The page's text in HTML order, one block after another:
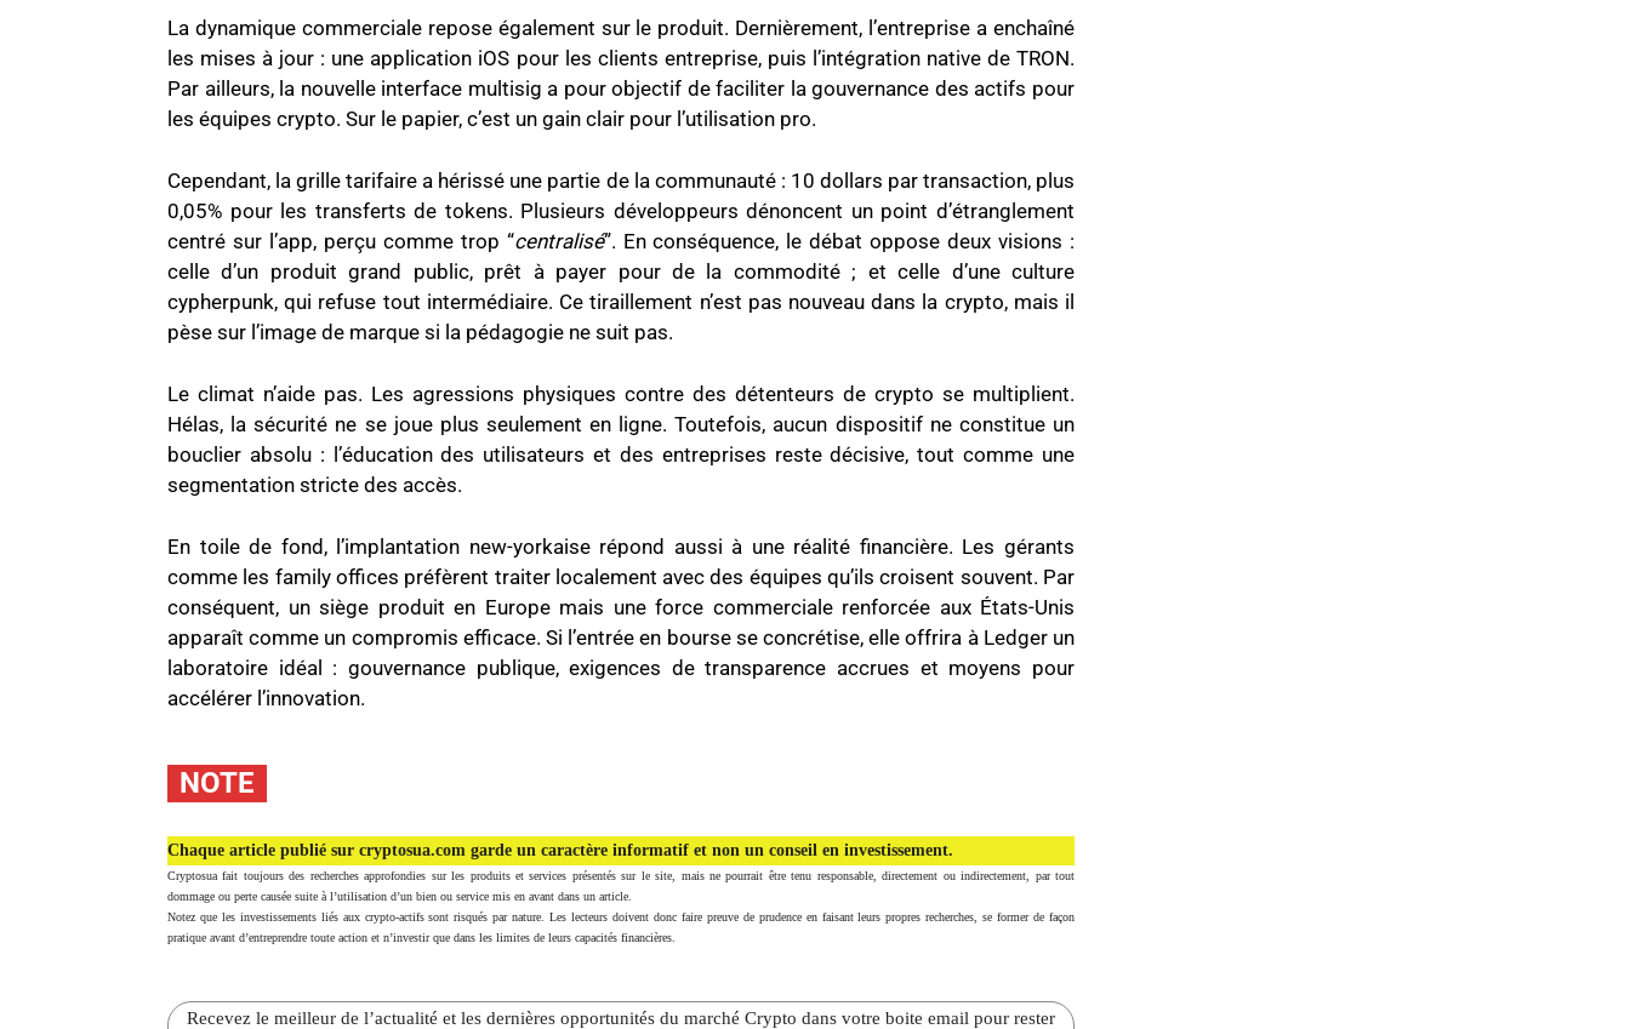
La dynamique commerciale repose également sur le produit. Dernièrement, l’entreprise a enchaîné
les mises à jour : une application iOS pour les clients entreprise, puis l’intégration native de TRON.
Par ailleurs, la nouvelle interface multisig a pour objectif de faciliter la gouvernance des actifs pour
les équipes crypto. Sur le papier, c’est un gain clair pour l’utilisation pro.
Cependant, la grille tarifaire a hérissé une partie de la communauté : 10 dollars par transaction, plus
0,05% pour les transferts de tokens. Plusieurs développeurs dénoncent un point d’étranglement
centré sur l’app, perçu comme trop “centralisé”. En conséquence, le débat oppose deux visions :
celle d’un produit grand public, prêt à payer pour de la commodité ; et celle d’une culture
cypherpunk, qui refuse tout intermédiaire. Ce tiraillement n’est pas nouveau dans la crypto, mais il
pèse sur l’image de marque si la pédagogie ne suit pas.
Le climat n’aide pas. Les agressions physiques contre des détenteurs de crypto se multiplient.
Hélas, la sécurité ne se joue plus seulement en ligne. Toutefois, aucun dispositif ne constitue un
bouclier absolu : l’éducation des utilisateurs et des entreprises reste décisive, tout comme une
segmentation stricte des accès.
En toile de fond, l’implantation new-yorkaise répond aussi à une réalité financière. Les gérants
comme les family offices préfèrent traiter localement avec des équipes qu’ils croisent souvent. Par
conséquent, un siège produit en Europe mais une force commerciale renforcée aux États-Unis
apparaît comme un compromis efficace. Si l’entrée en bourse se concrétise, elle offrira à Ledger un
laboratoire idéal : gouvernance publique, exigences de transparence accrues et moyens pour
accélérer l’innovation.
NOTE
Chaque article publié sur cryptosua.com garde un caractère informatif et non un conseil en investissement.
Cryptosua fait toujours des recherches approfondies sur les produits et services présentés sur le site, mais ne pourrait être tenu responsable, directement ou indirectement, par tout
dommage ou perte causée suite à l’utilisation d’un bien ou service mis en avant dans un article.
Notez que les investissements liés aux crypto-actifs sont risqués par nature. Les lecteurs doivent donc faire preuve de prudence en faisant leurs propres recherches, se former de façon
pratique avant d’entreprendre toute action et n’investir que dans les limites de leurs capacités financières.
Recevez le meilleur de l’actualité et les dernières opportunités du marché Crypto dans votre boite email pour rester